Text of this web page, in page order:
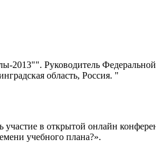
Руководитель
область, Россия. "
в открытой онлайн
учебного плана?».